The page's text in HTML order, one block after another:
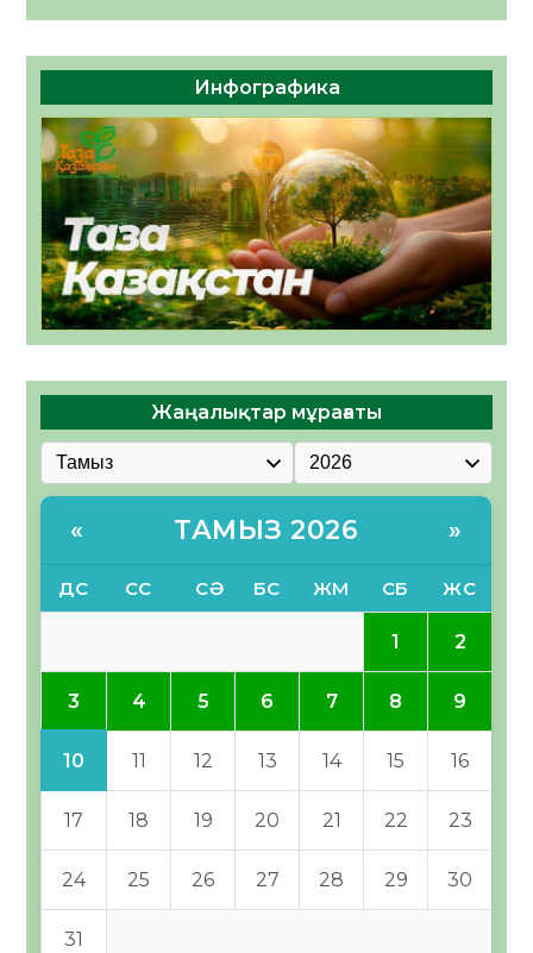
Инфографика
Жаңалықтар мұрағаты
« ТАМЫЗ 2026 »
ДС СС СӘ БС ЖМ СБ ЖС
1 2
3 4 5 6 7 8 9
10 11 12 13 14 15 16
17 18 19 20 21 22 23
24 25 26 27 28 29 30
31